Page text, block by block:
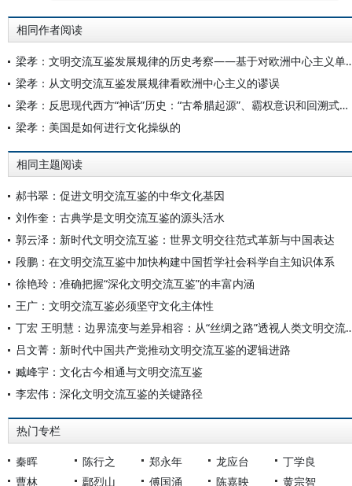
相同作者阅读
梁孝：文明交流互鉴发展规律的
梁孝：从文明交流互鉴发展规律看欧洲中心主义的谬误
梁孝：反思现代西方“神话”历史：“古希腊起源”、霸权意识和回溯式目的论
梁孝：美国是如何进行文化操纵的
相同主题阅读
郝书翠：促进文明交流互鉴的中华文化基因
刘作奎：古典学是文明交流互鉴的源头活水
郭云泽：新时代文明交流互鉴：世界文明交往范式革新与中国表达
段鹏：在文明交流互鉴中加快构建中国哲学社会科学自主知识体系
徐艳玲：准确把握“深化文明交流互鉴”的丰富内涵
王广：文明交流互鉴必须坚守文化主体性
丁宏 王明慧：边界流变与差
吕文菁：新时代中国共产党推动文明交流互鉴的逻辑进路
臧峰宇：文化古今相通与文明交流互鉴
李宏伟：深化文明交流互鉴的关键路径
热门专栏
秦晖 陈行之 郑永年 龙应台
丁学良
曹林
鄢烈山 傅国涌 陈嘉映 黄宗智